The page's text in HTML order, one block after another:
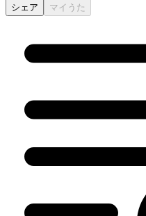
シェア マイうた